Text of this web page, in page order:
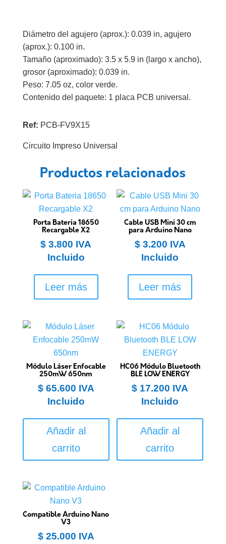
Diámetro del agujero (aprox.): 0.039 in, agujero
(aprox.): 0.100 in.
Tamaño (aproximado): 3.5 x 5.9 in (largo x ancho),
grosor (aproximado): 0.039 in.
Peso: 7.05 oz, color verde.
Contenido del paquete: 1 placa PCB universal.
Ref: PCB-FV9X15
Circuito Impreso Universal
Productos relacionados
Porta Bateria 18650
Recargable X2
$ 3.800 IVA
Incluido
Leer más
Cable USB Mini 30 cm
para Arduino Nano
$3.200 IVA
Incluido
Leer más
Módulo Láser Enfocable
250mW 650nm
$65.600 IVA
Incluido
Añadir al
carrito
HC06 Módulo Bluetooth
BLE LOW ENERGY
$ 17.200 IVA
Incluido
Añadir al
carrito
Compatible Arduino Nano
V3
$25.000 IVA